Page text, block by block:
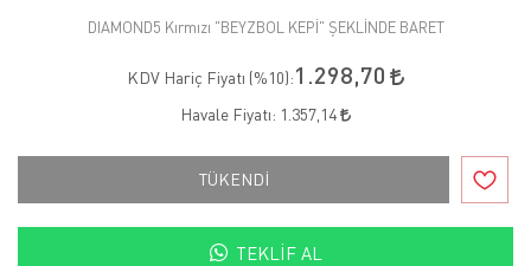
DIAMOND5 Kırmızı "BEYZBOL KEPİ" ŞEKLİNDE BARET
KDV Hariç Fiyatı (%10):1.298,70
Havale Fiyatı: 1.357,14
TÜKENDİ
TEKLIF AL